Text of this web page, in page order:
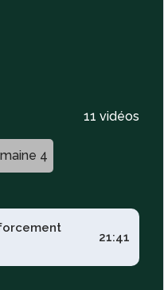
11 vidéos
4
21:41